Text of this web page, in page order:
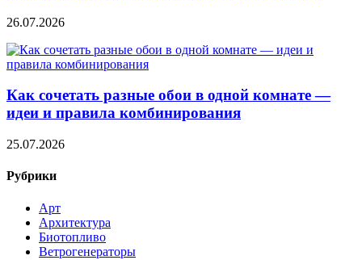
26.07.2026
Как сочетать разные обои в одной комнате —
идеи и правила комбинирования
25.07.2026
Рубрики
Арт
Архитектура
Биотопливо
Ветрогенераторы